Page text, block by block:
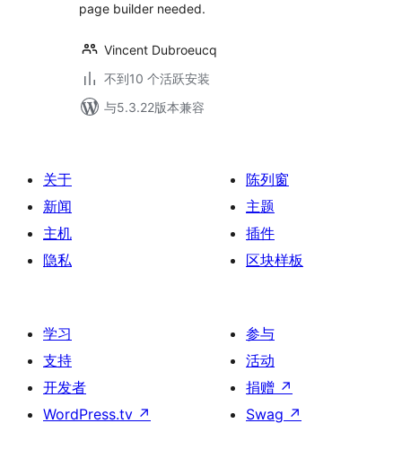
page builder needed.
Vincent Dubroeucq
不到10 个活跃安装
与5.3.22版本兼容
关于
新闻
主机
隐私
陈列窗
主题
插件
区块样板
学习
支持
开发者
WordPress.tv ↗
参与
活动
捐赠 ↗
Swag ↗